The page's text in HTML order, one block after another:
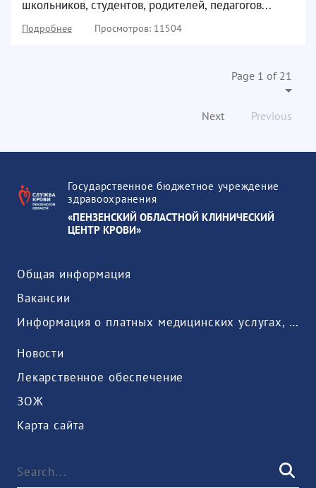
школьников, студентов, родителей, педагогов...
Подробнее Просмотров: 11504
Page 1 of 21
Previous
Next
Государственное бюджетное учреждение
здравоохранения
«ПЕНЗЕНСКИЙ ОБЛАСТНОЙ КЛИНИЧЕСКИЙ
ЦЕНТР КРОВИ»
Общая информация
Вакансии
Информация о платных медицинских услугах, предоставляемых медицинской организацией
Новости
Лекарственное обеспечение
ЗОЖ
Карта сайта